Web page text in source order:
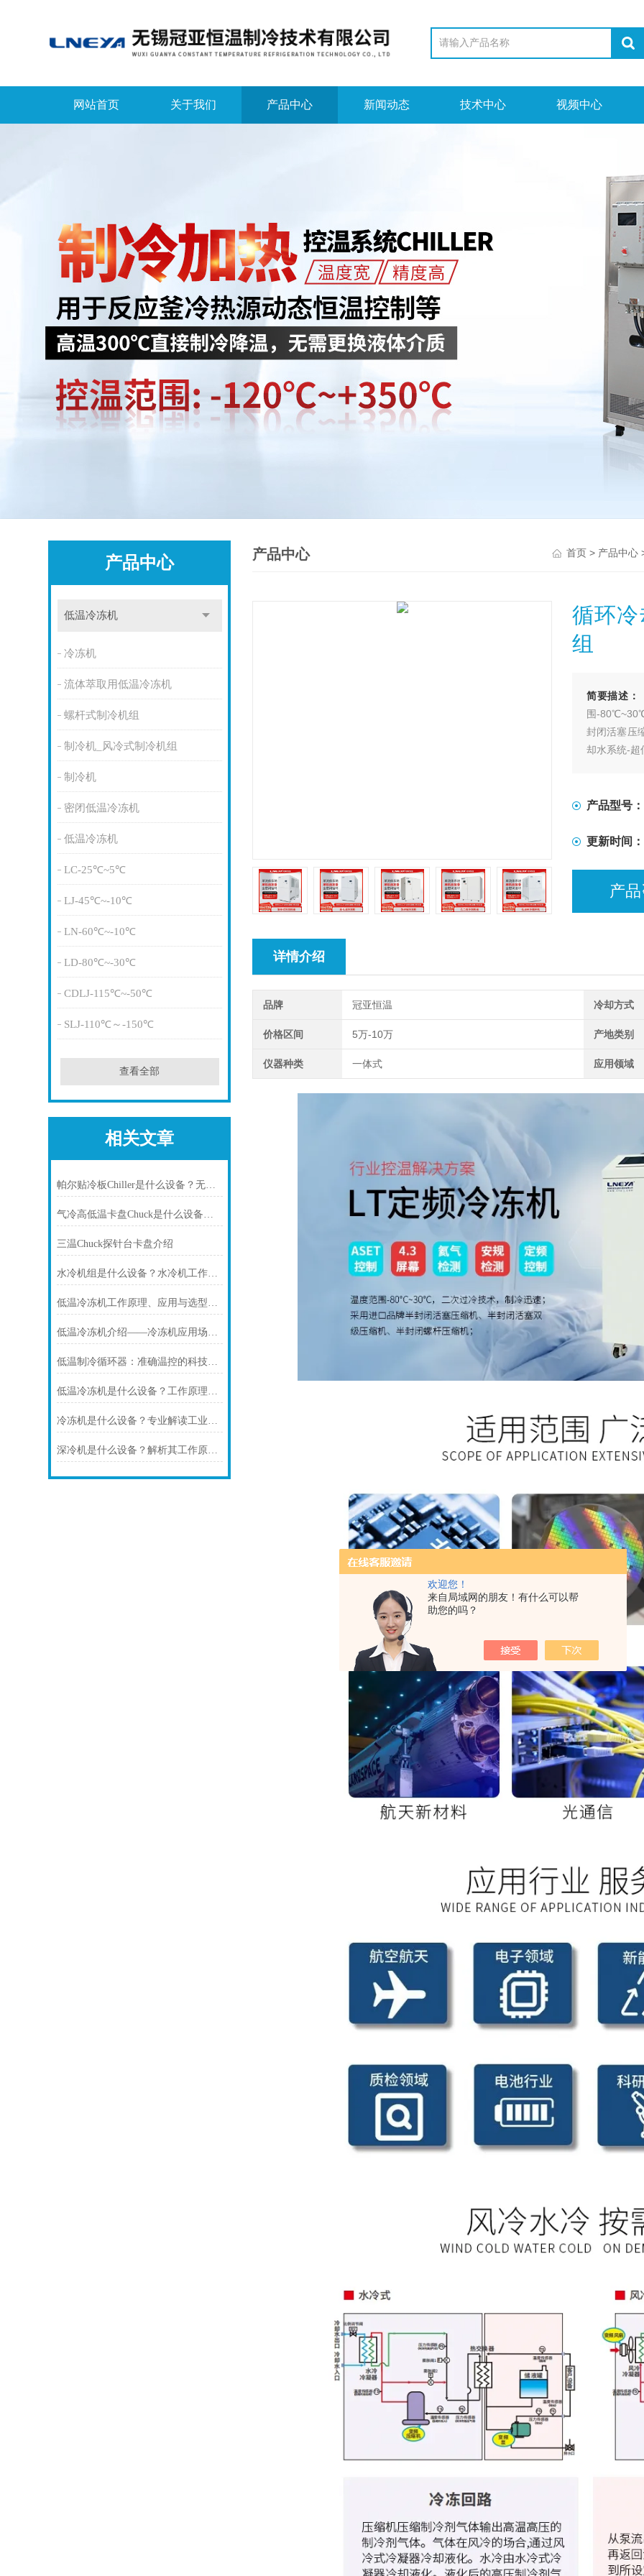
欢迎您！
来自局域网的朋友！有什么可以帮
助您的吗？
网站首页 关于我们 产品中心 新闻动态 技术中心 视频中心
产品中心
低温冷冻机
冷冻机
流体萃取用低温冷冻机
螺杆式制冷机组
制冷机_风冷式制冷机组
制冷机
密闭低温冷冻机
低温冷冻机
LC-25℃~5℃
LJ-45℃~-10℃
LN-60℃~-10℃
LD-80℃~-30℃
CDLJ-115℃~-50℃
SLJ-110℃～-150℃
查看全部
相关文章
帕尔贴冷板Chiller是什么设备？无锡冠亚恒温为您深度解析
气冷高低温卡盘Chuck是什么设备？——三温卡盘控温系统应用指南
三温Chuck探针台卡盘介绍
水冷机组是什么设备？水冷机工作原理、类型与应用场景全解析
低温冷冻机工作原理、应用与选型全解析
低温冷冻机介绍——冷冻机应用场景与选型指南
低温制冷循环器：准确温控的科技，赋能多行业高质量发展
低温冷冻机是什么设备？工作原理、应用领域与选型要点解析
冷冻机是什么设备？专业解读工业深冷温控设备
深冷机是什么设备？解析其工作原理与应用场景
产品中心 首页> 产品中心
循环
组
简要描述：
围-
封闭活塞压
却水系统-超
产品型号：
更新时间：
产
详情介绍
品牌 冠亚恒温 冷却方式
价格区间 5万-10万 产地类别
仪器种类 一体式 应用领域